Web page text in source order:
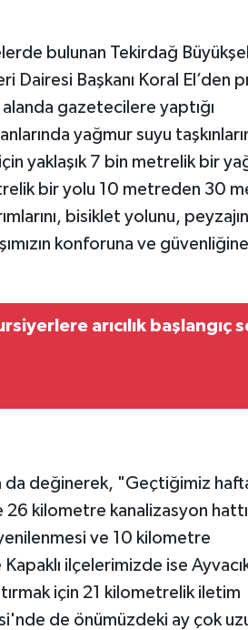
bulunan Tekirdağ
Dairesi Başkanı Koral El’den
gazetecilere yaptığı
yağmur suyu
yaklaşık 7 bin metrelik bir
bir yolu 10 metreden 30
bisiklet yolunu,
konforuna ve
arıcılık başlangıç
da değinerek, "Geçtiğimiz
kilometre kanalizasyon
ve 10 kilometre
ilçelerimizde ise
için 21 kilometrelik iletim
de önümüzdeki ay çok